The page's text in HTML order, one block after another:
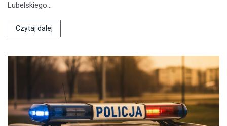
Lubelskiego…
Czytaj dalej